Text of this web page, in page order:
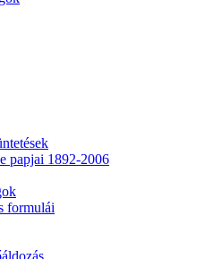
papjai 1892-2006
formulái